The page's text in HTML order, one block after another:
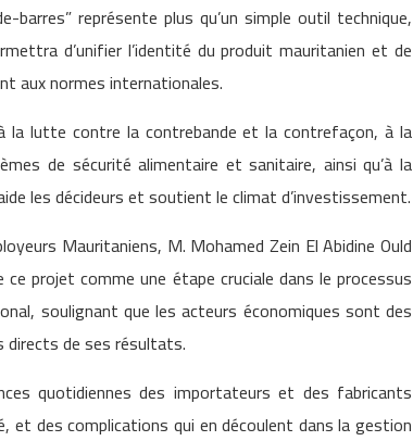
représente plus qu’un simple outil technique,
d’unifier l’identité du produit mauritanien et de
aux normes internationales.
la lutte contre la contrebande et la contrefaçon, à la
de sécurité alimentaire et sanitaire, ainsi qu’à la
les décideurs et soutient le climat d’investissement.
Mauritaniens, M. Mohamed Zein El Abidine Ould
projet comme une étape cruciale dans le processus
soulignant que les acteurs économiques sont des
directs de ses résultats.
quotidiennes des importateurs et des fabricants
et des complications qui en découlent dans la gestion